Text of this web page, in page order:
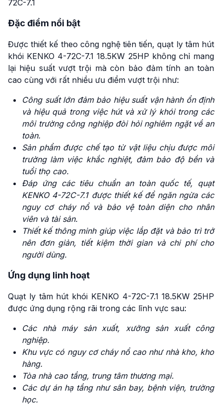
Đặc điểm nổi bật
Được thiết kế theo công nghệ tiên tiến, quạt ly tâm hút
khói KENKO 4-72C-7.1 18.5KW 25HP không chỉ mang
lại hiệu suất vượt trội mà còn bảo đảm tính an toàn
cao cùng với rất nhiều ưu điểm vượt trội như:
Công suất lớn đảm bảo hiệu suất vận hành ổn định
và hiệu quả trong việc hút và xử lý khói trong các
môi trường công nghiệp đòi hỏi nghiêm ngặt về an
toàn.
Sản phẩm được chế tạo từ vật liệu chịu được môi
trường làm việc khắc nghiệt, đảm bảo độ bền và
tuổi thọ cao.
Đáp ứng các tiêu chuẩn an toàn quốc tế, quạt
KENKO 4-72C-7.1 được thiết kế để ngăn ngừa các
nguy cơ cháy nổ và bảo vệ toàn diện cho nhân
viên và tài sản.
Thiết kế thông minh giúp việc lắp đặt và bảo trì trở
nên đơn giản, tiết kiệm thời gian và chi phí cho
người dùng.
Ứng dụng linh hoạt
Quạt ly tâm hút khói KENKO 4-72C-7.1 18.5KW 25HP
được ứng dụng rộng rãi trong các lĩnh vực sau:
Các nhà máy sản xuất, xưởng sản xuất công
nghiệp.
Khu vực có nguy cơ cháy nổ cao như nhà kho, kho
hàng.
Tòa nhà cao tầng, trung tâm thương mại.
Các dự án hạ tầng như sân bay, bệnh viện, trường
học.